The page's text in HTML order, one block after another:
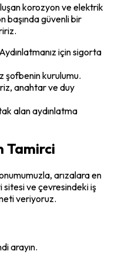
korozyon ve elektrik
başında güvenli bir
Aydınlatmanız için sigorta
şofbenin kurulumu.
anahtar ve duy
alan aydınlatma
Tamirci
arızalara en
sitesi ve çevresindeki iş
veriyoruz.
arayın.